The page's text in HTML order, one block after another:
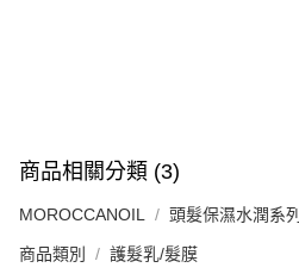
商品相關分類 (3)
MOROCCANOIL 頭髮保濕水潤系列
商品類別 護髮乳/髮膜